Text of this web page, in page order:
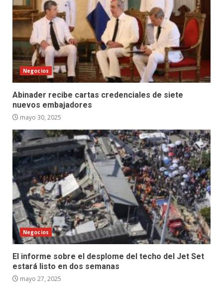
Negocios
Abinader recibe cartas credenciales de siete
nuevos embajadores
mayo 30, 2025
Negocios
El informe sobre el desplome del techo del Jet Set
estará listo en dos semanas
mayo 27, 2025